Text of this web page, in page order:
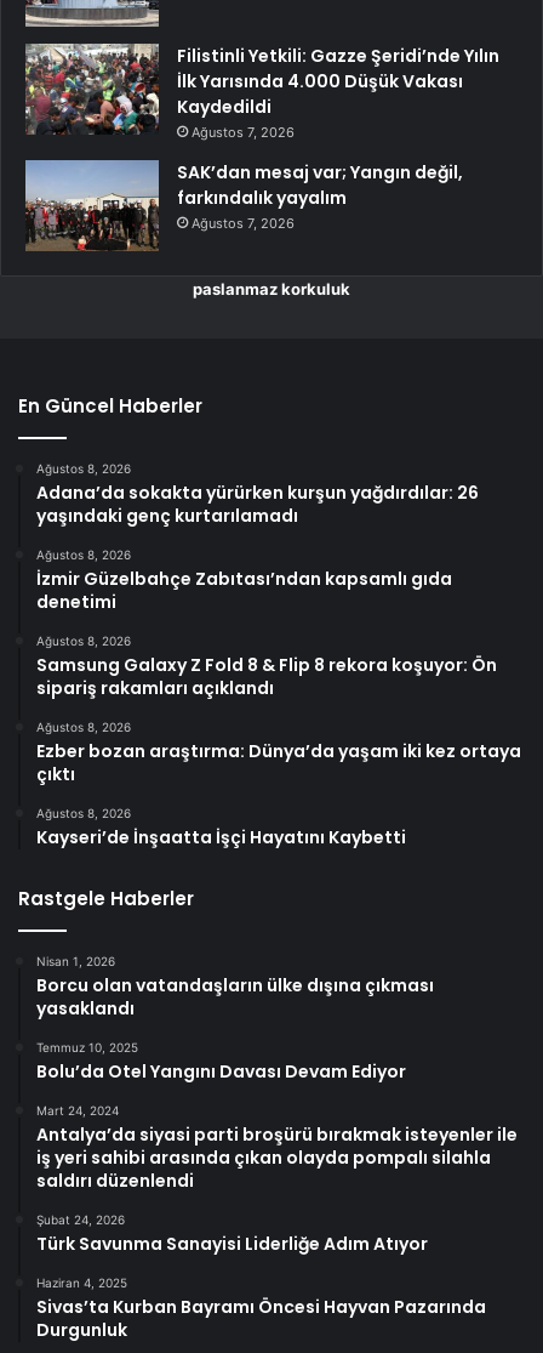
Filistinli Yetkili: Gazze Şeridi’nde Yılın
İlk Yarısında 4.000 Düşük Vakası
Kaydedildi
Ağustos 7, 2026
SAK’dan mesaj var; Yangın değil,
farkındalık yayalım
Ağustos 7, 2026
paslanmaz korkuluk
En Güncel Haberler
Ağustos 8, 2026
Adana’da sokakta yürürken kurşun yağdırdılar: 26
yaşındaki genç kurtarılamadı
Ağustos 8, 2026
İzmir Güzelbahçe Zabıtası’ndan kapsamlı gıda
denetimi
Ağustos 8, 2026
Samsung Galaxy Z Fold 8 & Flip 8 rekora koşuyor: Ön
sipariş rakamları açıklandı
Ağustos 8, 2026
Ezber bozan araştırma: Dünya’da yaşam iki kez ortaya
çıktı
Ağustos 8, 2026
Kayseri’de İnşaatta İşçi Hayatını Kaybetti
Rastgele Haberler
Nisan 1, 2026
Borcu olan vatandaşların ülke dışına çıkması
yasaklandı
Temmuz 10, 2025
Bolu’da Otel Yangını Davası Devam Ediyor
Mart 24, 2024
Antalya’da siyasi parti broşürü bırakmak isteyenler ile
iş yeri sahibi arasında çıkan olayda pompalı silahla
saldırı düzenlendi
Şubat 24, 2026
Türk Savunma Sanayisi Liderliğe Adım Atıyor
Haziran 4, 2025
Sivas’ta Kurban Bayramı Öncesi Hayvan Pazarında
Durgunluk